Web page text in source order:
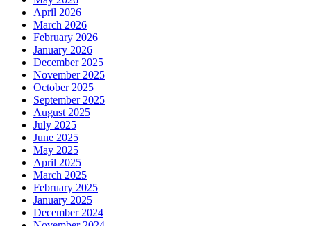
April 2026
March 2026
February 2026
January 2026
December 2025
November 2025
October 2025
September 2025
August 2025
July 2025
June 2025
May 2025
April 2025
March 2025
February 2025
January 2025
December 2024